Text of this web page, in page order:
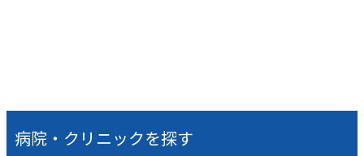
病院・クリニックを探す